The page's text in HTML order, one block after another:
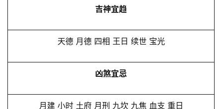
吉神宜趋
天德 月德 四相 王日 续世 宝光
凶煞宜忌
月建 小时 土府 月刑 九坎 九焦 血支 重日